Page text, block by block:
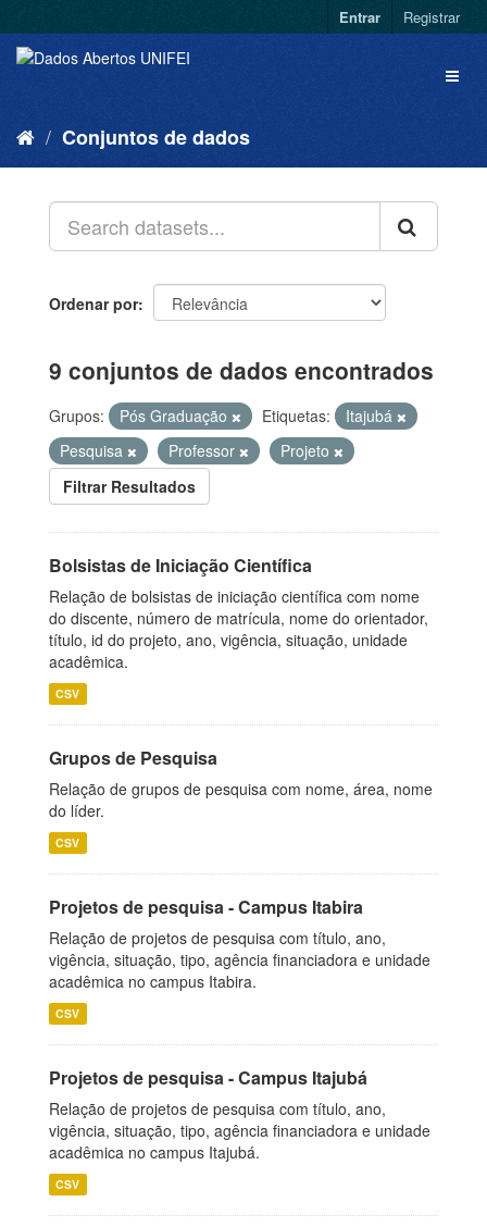
Entrar Registrar
Conjuntos de dados
Ordenar por
9 conjuntos de dados encontrados
Grupos: Pós Graduação Etiquetas:
Itajubá
Pesquisa
Professor
Projeto
Filtrar Resultados
Bolsistas de Iniciação Científica
Relação de bolsistas de iniciação científica com nome
do discente, número de matrícula, nome do orientador,
título, id do projeto, ano, vigência, situação, unidade
acadêmica.
CSV
Grupos de Pesquisa
Relação de grupos de pesquisa com nome, área, nome
do líder.
CSV
Projetos de pesquisa - Campus Itabira
Relação de projetos de pesquisa com título, ano,
vigência, situação, tipo, agência financiadora e unidade
acadêmica no campus Itabira.
CSV
Projetos de pesquisa - Campus Itajubá
Relação de projetos de pesquisa com título, ano,
vigência, situação, tipo, agência financiadora e unidade
acadêmica no campus Itajubá.
CSV